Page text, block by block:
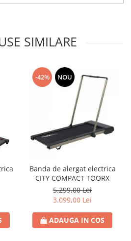
SIMILARE
-42% NOU
Banda de alergat electrica
CITY COMPACT TOORX
5.299,00 Lei
3.099,00 Lei
ADAUGA IN COS